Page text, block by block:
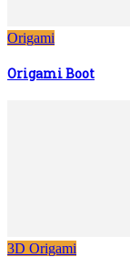
Origami
Origami Boot
3D Origami